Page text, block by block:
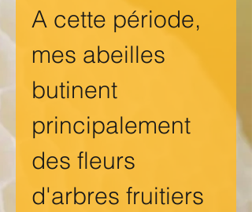
A cette période,
mes abeilles
butinent
principalement
des fleurs
d'arbres fruitiers